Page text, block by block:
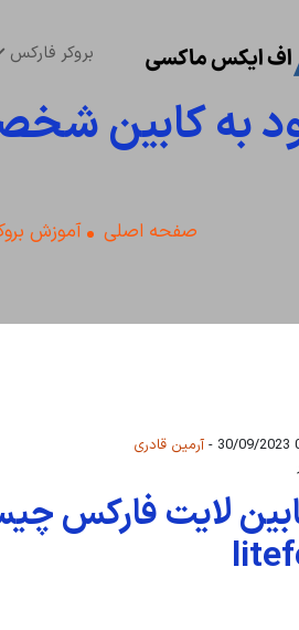
بروکر فارکس
به کابین
صفحه اصلی آموزش
آرمین قادری
لایت فارکس